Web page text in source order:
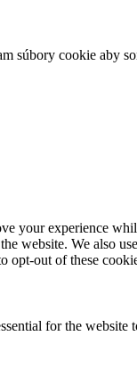
súbory cookie aby
your experience
website. We also
opt-out of these
for the